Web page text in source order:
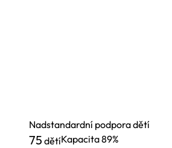
Nadstandardní podpora dětí
75 dětíKapacita89%